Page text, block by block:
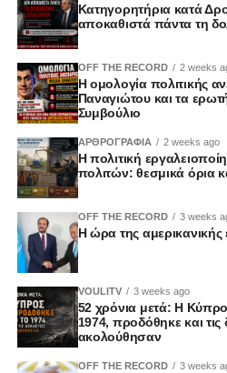
Κατηγορητήρια κατά
αποκαθιστά πάντα τη
OFF THE RECORD 2 weeks
Η ομολογία πολιτικής
Παναγιώτου και τα
Συμβούλιο
ΑΡΘΡΟΓΡΑΦΙΑ 2 weeks ago
Η πολιτική
πολιτών: θεσμικά όρια
OFF THE RECORD 3 weeks
Η ώρα της
VOULITV 3 weeks ago
52 χρόνια μετά: Η
1974, προδόθηκε και τις
ακολούθησαν
OFF THE RECORD 3 weeks